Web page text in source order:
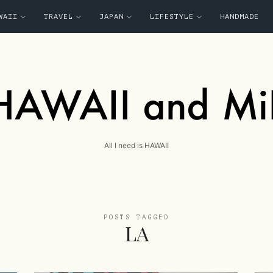
TRAVEL JAPAN LIFESTYLE HANDMADE
All I need is HAWAII
POSTS TAGGED
LA